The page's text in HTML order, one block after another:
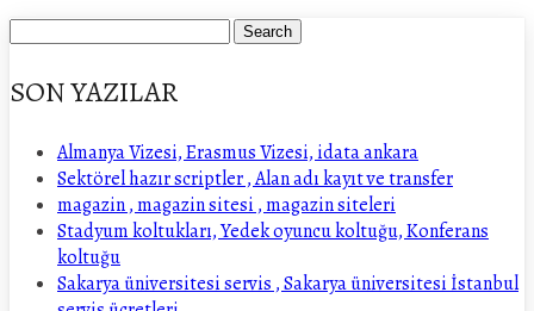
SON YAZILAR
Almanya Vizesi, Erasmus Vizesi, idata ankara
Sektörel hazır scriptler , Alan adı kayıt ve transfer
magazin , magazin sitesi , magazin siteleri
Stadyum koltukları, Yedek oyuncu koltuğu, Konferans
koltuğu
Sakarya üniversitesi servis , Sakarya üniversitesi İstanbul